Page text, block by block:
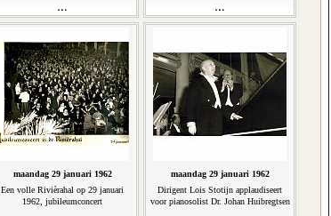
maandag 29 januari 1962
Een volle Rivièrahal op 29 januari
1962, jubileumconcert
maandag 29 januari 1962
Dirigent Lois Stotijn applaudiseert
voor pianosolist Dr. Johan Huibregtsen